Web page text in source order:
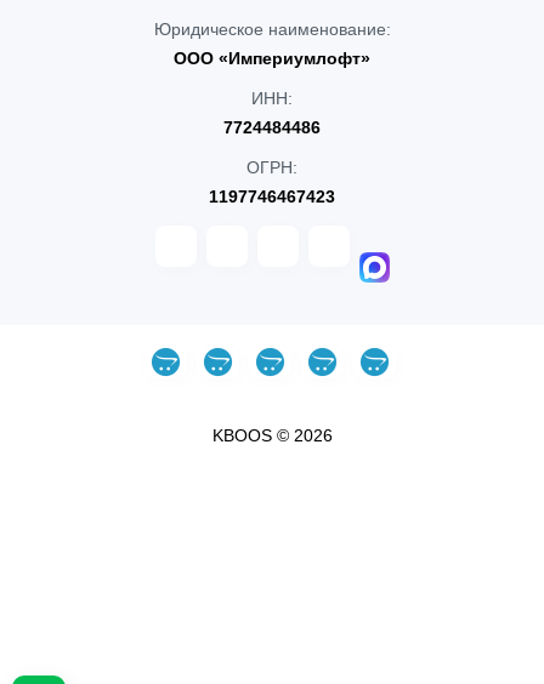
Юридическое наименование:
ООО «Империумлофт»
ИНН:
7724484486
ОГРН:
1197746467423
KBOOS © 2026